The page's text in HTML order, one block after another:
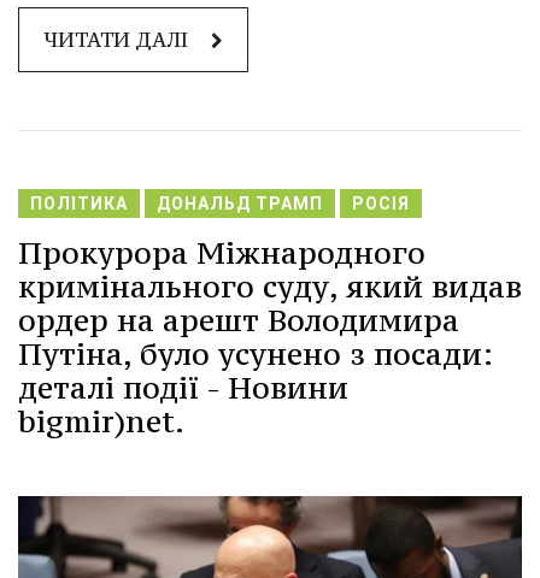
ЧИТАТИ ДАЛІ
ПОЛІТИКА ДОНАЛЬД ТРАМП РОСІЯ
Прокурора Міжнародного
кримінального суду, який видав
ордер на арешт Володимира
Путіна, було усунено з посади:
деталі події - Новини
bigmir)net.